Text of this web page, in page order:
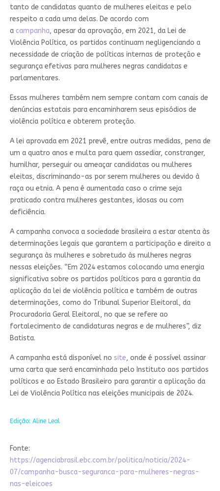
tanto de candidatas quanto de mulheres eleitas e pelo
respeito a cada uma delas. De acordo com
a campanha, apesar da aprovação, em 2021, da Lei de
Violência Política, os partidos continuam negligenciando a
necessidade de criação de políticas internas de proteção e
segurança efetivas para mulheres negras candidatas e
parlamentares.
Essas mulheres também nem sempre contam com canais de
denúncias estatais para encaminharem seus episódios de
violência política e obterem proteção.
A lei aprovada em 2021 prevê, entre outras medidas, pena de
um a quatro anos e multa para quem assediar, constranger,
humilhar, perseguir ou ameaçar candidatas ou mulheres
eleitas, discriminando-as por serem mulheres ou devido à
raça ou etnia. A pena é aumentada caso o crime seja
praticado contra mulheres gestantes, idosas ou com
deficiência.
A campanha convoca a sociedade brasileira a estar atenta às
determinações legais que garantem a participação e direito a
segurança às mulheres e sobretudo às mulheres negras
nessas eleições. “Em 2024 estamos colocando uma energia
significativa sobre os partidos políticos para a garantia da
aplicação da lei de violência política e também de outras
determinações, como do Tribunal Superior Eleitoral, da
Procuradoria Geral Eleitoral, no que se refere ao
fortalecimento de candidaturas negras e de mulheres”, diz
Batista.
A campanha está disponível no site, onde é possível assinar
uma carta que será encaminhada pelo Instituto aos partidos
políticos e ao Estado Brasileiro para garantir a aplicação da
Lei de Violência Política nas eleições municipais de 2024.
Edição: Aline Leal
Fonte:
https://agenciabrasil.ebc.com.br/politica/noticia/2024-
07/campanha-busca-seguranca-para-mulheres-negras-
nas-eleicoes